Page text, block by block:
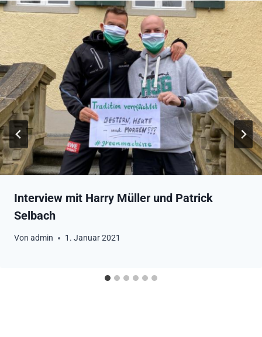
Interview mit Harry Müller und Patrick
Selbach
Von admin 1. Januar 2021